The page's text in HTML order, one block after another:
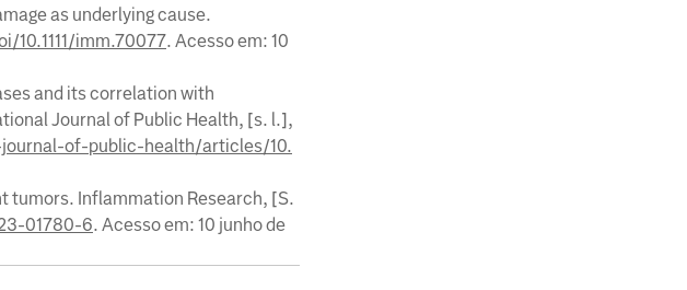
as underlying cause.
10.1111/imm.70077. Acesso em: 10
and its correlation with
Journal of Public Health, [s. l.],
of-public-health/articles/10.
tumors. Inflammation Research, [S.
01780-6. Acesso em: 10 junho de